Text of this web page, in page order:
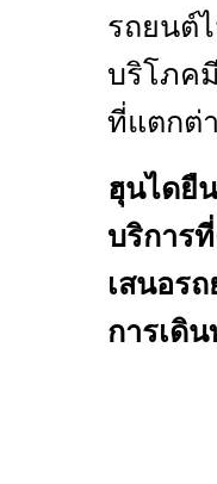
รถยน
บริโภค
ที่แตกต่
ฮุนไดยื
บริการ
เสนอร
การเดิ